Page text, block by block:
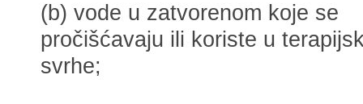
(b) vode u zatvorenom koje se
pročišćavaju ili koriste u
svrhe;